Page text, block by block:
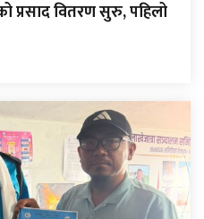
प्रसाद वितरण सुरु, पहिलो